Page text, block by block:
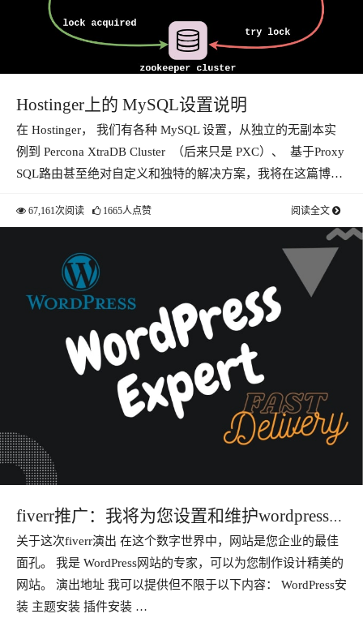
Hostinger上的 MySQL设置说明
在 Hostinger， 我们有各种 MySQL 设置，从独立的无副本实
例到 Percona XtraDB Cluster （后来只是 PXC）、 基于Proxy
SQL路由甚至绝对自定义和独特的解决方案，我将在这篇博…
67,161次阅读 1665人点赞 阅读全文
fiverr推广：我将为您设置和维护wordpress网
站
关于这次fiverr演出 在这个数字世界中，网站是您企业的最佳
面孔。 我是 WordPress网站的专家，可以为您制作设计精美的
网站。 演出地址 我可以提供但不限于以下内容： WordPress安
装 主题安装 插件安装 …